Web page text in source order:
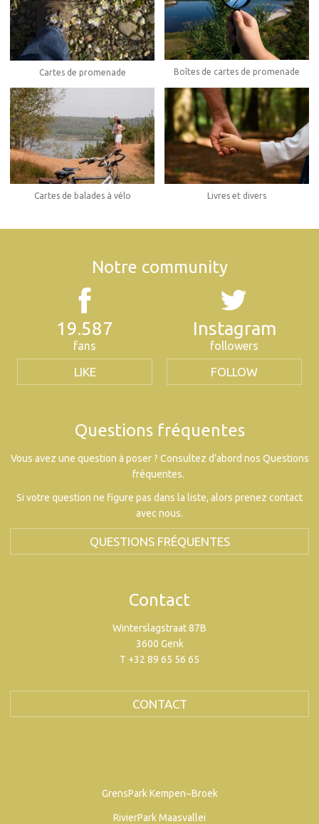
Cartes de promenade Boîtes de cartes de promenade
Cartes de balades à vélo Livres et divers
Notre community
19.587
fans
LIKE
Instagram
followers
FOLLOW
Questions fréquentes
Vous avez une question à poser ? Consultez d’abord nos Questions
fréquentes.
Si votre question ne figure pas dans la liste, alors prenez contact
avec nous.
QUESTIONS FRÉQUENTES
Contact
Winterslagstraat 87B
3600 Genk
T +32 89 65 56 65
CONTACT
GrensPark Kempen~Broek
RivierPark Maasvallei